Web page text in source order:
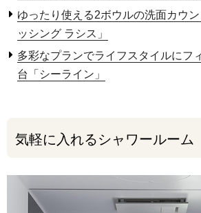
ゆったり使える2ボウルの洗面カウ
ッシング ラシス」
多彩なプランでライフスタイルにフ
台「シーライン」
気軽に入れるシャワールーム